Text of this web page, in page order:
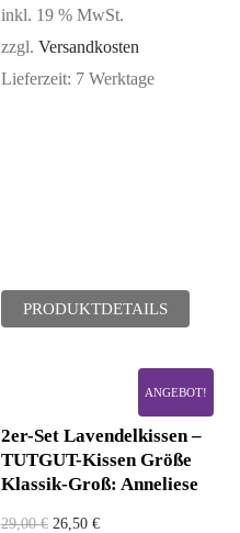
inkl. 19 % MwSt.
zzgl. Versandkosten
Lieferzeit: 7 Werktage
PRODUKTDETAILS
ANGEBOT!
2er-Set Lavendelkissen –
TUTGUT-Kissen Größe
Klassik-Groß: Anneliese
29,00€ 26,50 €